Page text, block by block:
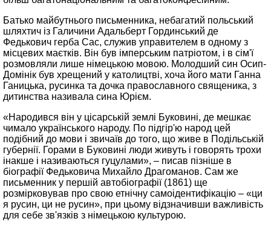
Батько майбутнього письменника, небагатий польський
шляхтич із Галичини Адальберт Гординський де
Федькович герба Сас, служив управителем в одному з
місцевих маєтків. Він був імперським патріотом, і в сім'ї
розмовляли лише німецькою мовою. Молодший син Осип-
Домінік був хрещений у католицтві, хоча його мати Ганна
Ганицька, русинка та дочка православного священика, з
дитинства називала сина Юрієм.
«Народився він у цісарській землі Буковині, де мешкає
чимало українського народу. По підгір'ю народ цей
подібний до мови і звичаїв до того, що живе в Подільській
губернії. Горами в Буковині люди живуть і говорять трохи
інакше і називаються гуцулами», – писав пізніше в
біографії Федьковича Михайло Драгоманов. Сам же
письменник у першій автобіографії (1861) ще
розмірковував про свою етнічну самоідентифікацію – «ци
я русин, ци не русин», при цьому відзначивши важливість
для себе зв'язків з німецькою культурою.